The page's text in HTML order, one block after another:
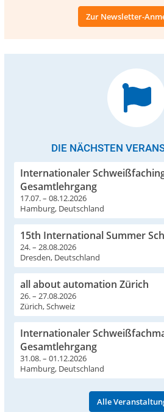
Zur Newsletter-
DIE NÄCHSTEN
Internationaler
Gesamtlehrgang
17.07. – 08.12.2026
Hamburg, Deutschland
15th International Summer
24. – 28.08.2026
Dresden, Deutschland
all about automation Zürich
26. – 27.08.2026
Zürich, Schweiz
Internationaler
Gesamtlehrgang
31.08. – 01.12.2026
Hamburg, Deutschland
Alle